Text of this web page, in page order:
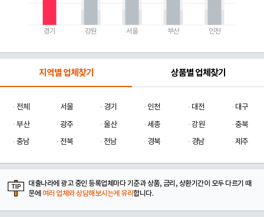
경기 강원 서울 부산 인천
지역별 업체찾기 상품별 업체찾기
전체 서울 경기 인천 대전
대구
부산
광주 울산 세종 강원
충북
충남
전북 전남 경북 경남 제주
대출나라에 광고 중인 등록업체마다 기준과 상품, 금리, 상환기간이 모두 다르기 때
문에 여러 업체와 상담해보시는게 유리합니다.